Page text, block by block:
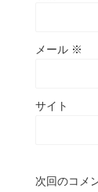
メール ※
サイト
次回のコメ